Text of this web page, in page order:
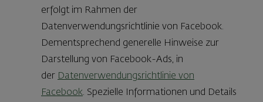
erfolgt im Rahmen der
Datenverwendungsrichtlinie von Facebook.
Dementsprechend generelle Hinweise zur
Darstellung von Facebook-Ads, in
der Datenverwendungsrichtlinie von
Facebook. Spezielle Informationen und Details